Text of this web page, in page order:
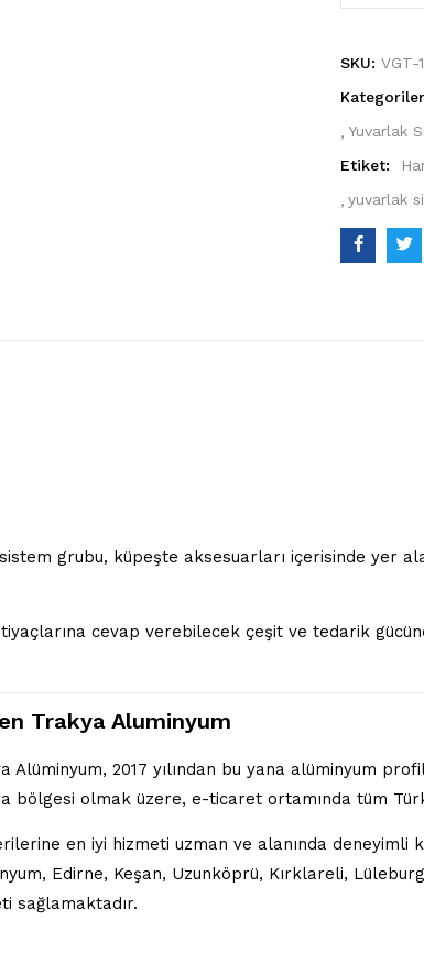
16'lık
SKU: VGT-
Yuvarlak
Etiket:
yuvarlak
sistem grubu, küpeşte aksesuarları içerisinde yer
cevap verebilecek çeşit ve tedarik
Trakya Aluminyum
Alüminyum, 2017 yılından bu yana alüminyum
bölgesi olmak üzere, e-ticaret ortamında tüm
en iyi hizmeti uzman ve alanında deneyimli
Edirne, Keşan, Uzunköprü, Kırklareli,
sağlamaktadır.